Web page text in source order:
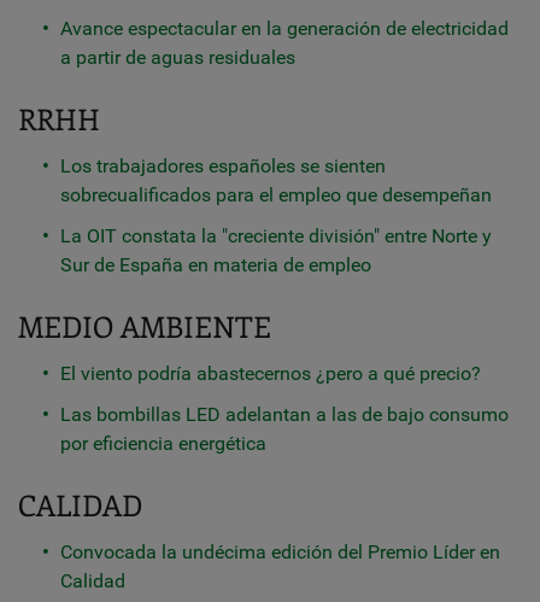
Avance espectacular en la generación de electricidad
a partir de aguas residuales
RRHH
Los trabajadores españoles se sienten
sobrecualificados para el empleo que desempeñan
La OIT constata la "creciente división" entre Norte y
Sur de España en materia de empleo
MEDIO AMBIENTE
El viento podría abastecernos ¿pero a qué precio?
Las bombillas LED adelantan a las de bajo consumo
por eficiencia energética
CALIDAD
Convocada la undécima edición del Premio Líder en
Calidad